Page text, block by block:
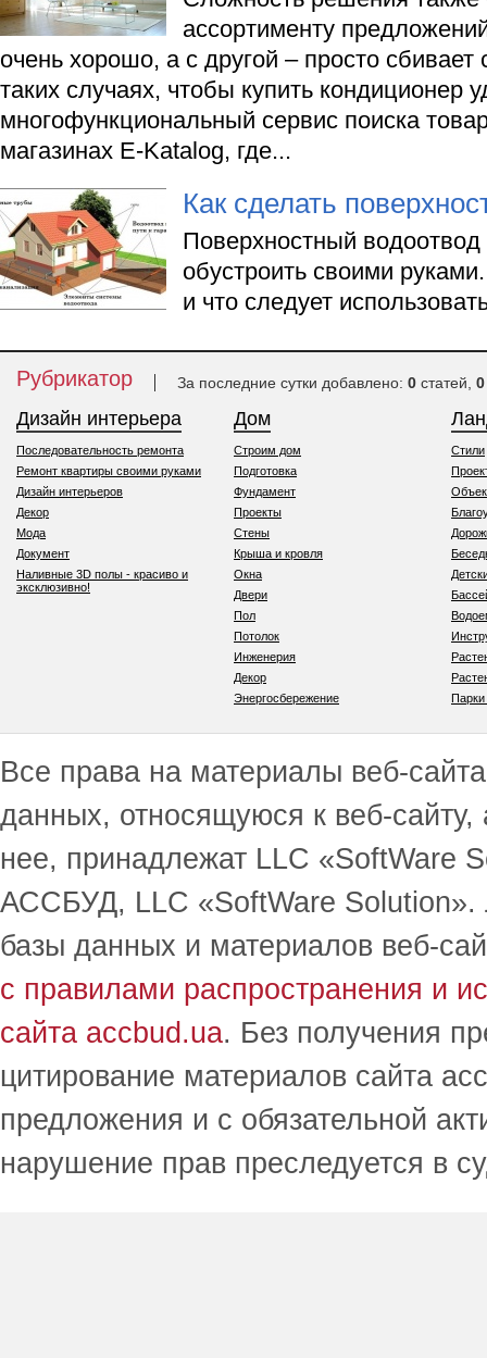
ассортименту
очень хорошо, а с другой – просто сбивает
таких случаях, чтобы купить кондиционер
многофункциональный сервис поиска
магазинах E-Katalog, где...
Как сделать
Поверхностный
обустроить своими
и что следует
Рубрикатор За последние сутки добавлено: 0 статей, 0
Дизайн интерьера
Последовательность ремонта
Ремонт квартиры своими руками
Дизайн интерьеров
Декор
Мода
Документ
Наливные 3D полы - красиво и
эксклюзивно!
Дом
Строим дом
Подготовка
Фундамент
Проекты
Стены
Крыша и кровля
Окна
Двери
Пол
Потолок
Инженерия
Декор
Энергосбережение
Стили
Все права на материалы веб-
данных, относящуюся к веб-
нее, принадлежат LLC
АССБУД, LLC «SoftWare Solution».
базы данных и материалов веб-
с правилами распространения и
сайта accbud.ua. Без получения
цитирование материалов сайта
предложения и с обязательной
нарушение прав преследуется в